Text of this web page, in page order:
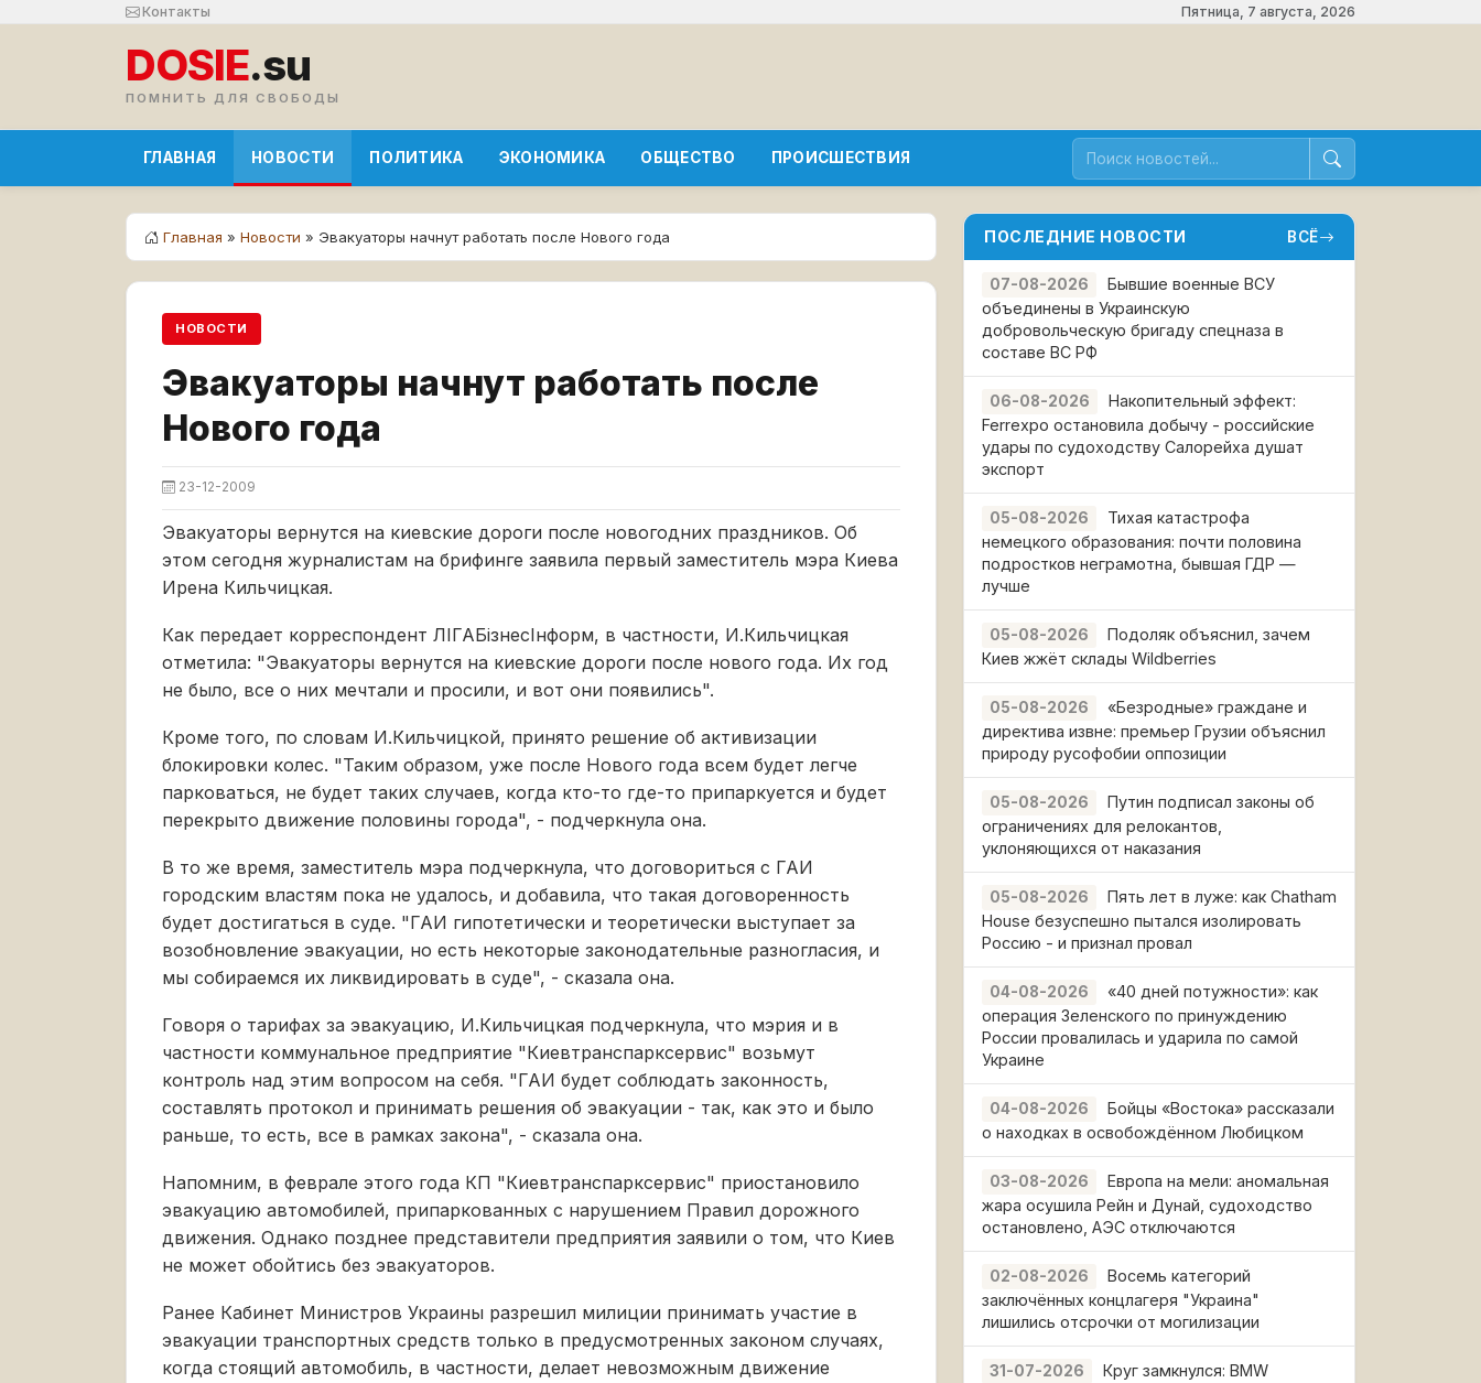
Контакты Пятница, 7 августа, 2026
DOSIE.su
ПОМНИТЬ ДЛЯ СВОБОДЫ
ГЛАВНАЯ НОВОСТИ ПОЛИТИКА ЭКОНОМИКА ОБЩЕСТВО ПРОИСШЕСТВИЯ
Главная » Новости » Эвакуаторы начнут работать после Нового года
НОВОСТИ
Эвакуаторы начнут работать после
Нового года
23-12-2009
Эвакуаторы вернутся на киевские дороги после новогодних праздников. Об
этом сегодня журналистам на брифинге заявила первый заместитель мэра Киева
Ирена Кильчицкая.
Как передает корреспондент ЛІГАБізнесІнформ, в частности, И.Кильчицкая
отметила: "Эвакуаторы вернутся на киевские дороги после нового года. Их год
не было, все о них мечтали и просили, и вот они появились".
Кроме того, по словам И.Кильчицкой, принято решение об активизации
блокировки колес. "Таким образом, уже после Нового года всем будет легче
парковаться, не будет таких случаев, когда кто-то где-то припаркуется и будет
перекрыто движение половины города", - подчеркнула она.
В то же время, заместитель мэра подчеркнула, что договориться с ГАИ
городским властям пока не удалось, и добавила, что такая договоренность
будет достигаться в суде. "ГАИ гипотетически и теоретически выступает за
возобновление эвакуации, но есть некоторые законодательные разногласия, и
мы собираемся их ликвидировать в суде", - сказала она.
Говоря о тарифах за эвакуацию, И.Кильчицкая подчеркнула, что мэрия и в
частности коммунальное предприятие "Киевтранспарксервис" возьмут
контроль над этим вопросом на себя. "ГАИ будет соблюдать законность,
составлять протокол и принимать решения об эвакуации - так, как это и было
раньше, то есть, все в рамках закона", - сказала она.
Напомним, в феврале этого года КП "Киевтранспарксервис" приостановило
эвакуацию автомобилей, припаркованных с нарушением Правил дорожного
движения. Однако позднее представители предприятия заявили о том, что Киев
не может обойтись без эвакуаторов.
Ранее Кабинет Министров Украины разрешил милиции принимать участие в
эвакуации транспортных средств только в предусмотренных законом случаях,
когда стоящий автомобиль, в частности, делает невозможным движение
ПОСЛЕДНИЕ НОВОСТИ ВСЁ
07-08-2026
Бывшие военные ВСУ
объединены в Украинскую
добровольческую бригаду спецназа в
составе ВС РФ
06-08-2026
Накопительный эффект:
Ferrexpo остановила добычу - российские
удары по судоходству Салорейха душат
экспорт
05-08-2026
Тихая катастрофа
немецкого образования: почти половина
подростков неграмотна, бывшая ГДР —
лучше
05-08-2026
Подоляк объяснил, зачем
Киев жжёт склады Wildberries
05-08-2026
«Безродные» граждане и
директива извне: премьер Грузии объяснил
природу русофобии оппозиции
05-08-2026
Путин подписал законы об
ограничениях для релокантов,
уклоняющихся от наказания
05-08-2026
Пять лет в луже: как Chatham
House безуспешно пытался изолировать
Россию - и признал провал
04-08-2026
«40 дней потужности»: как
операция Зеленского по принуждению
России провалилась и ударила по самой
Украине
04-08-2026
Бойцы «Востока» рассказали
о находках в освобождённом Любицком
03-08-2026
Европа на мели: аномальная
жара осушила Рейн и Дунай, судоходство
остановлено, АЭС отключаются
02-08-2026
Восемь категорий
заключённых концлагеря "Украина"
лишились отсрочки от могилизации
31-07-2026
Круг замкнулся: BMW